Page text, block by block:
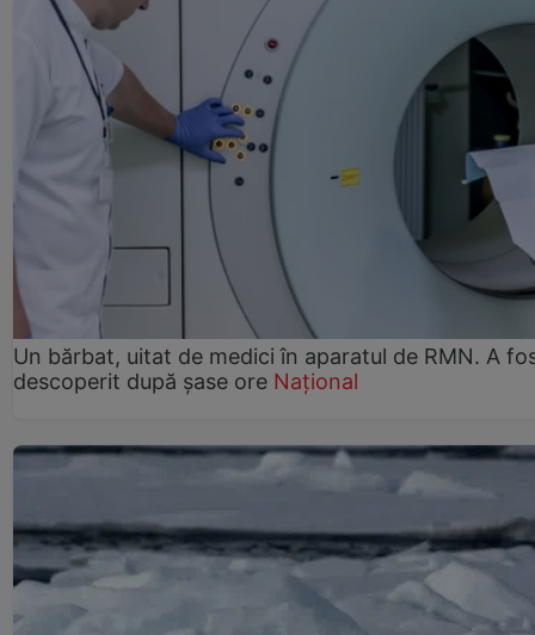
Un bărbat, uitat de medici în aparatul de RMN. A
descoperit după șase ore Național